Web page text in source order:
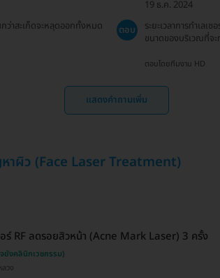
กว่าสะเก็ดจะหลุดออกทั้งหมด
19 ธ.ค. 2024
ตอบ
ระยะเวลาการทำเล
ขนาดของบริเวณที่จะ
ตอบโดยทีมงาน HD
แสดงคำถามเพิ่ม
าผิว (Face Laser Treatment)
อร์ RF ลดรอยสิวหน้า (Acne Mark Laser) 3 ครั้ง
ยังคลินิกเวชกรรม)
วนหลวง